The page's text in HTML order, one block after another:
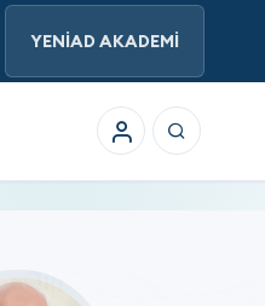
YENİAD AKADEMİ